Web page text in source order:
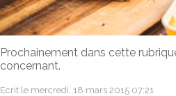
Prochainement dans cette
concernant.
Ecrit le mercredi, 18 mars 2015 07:21